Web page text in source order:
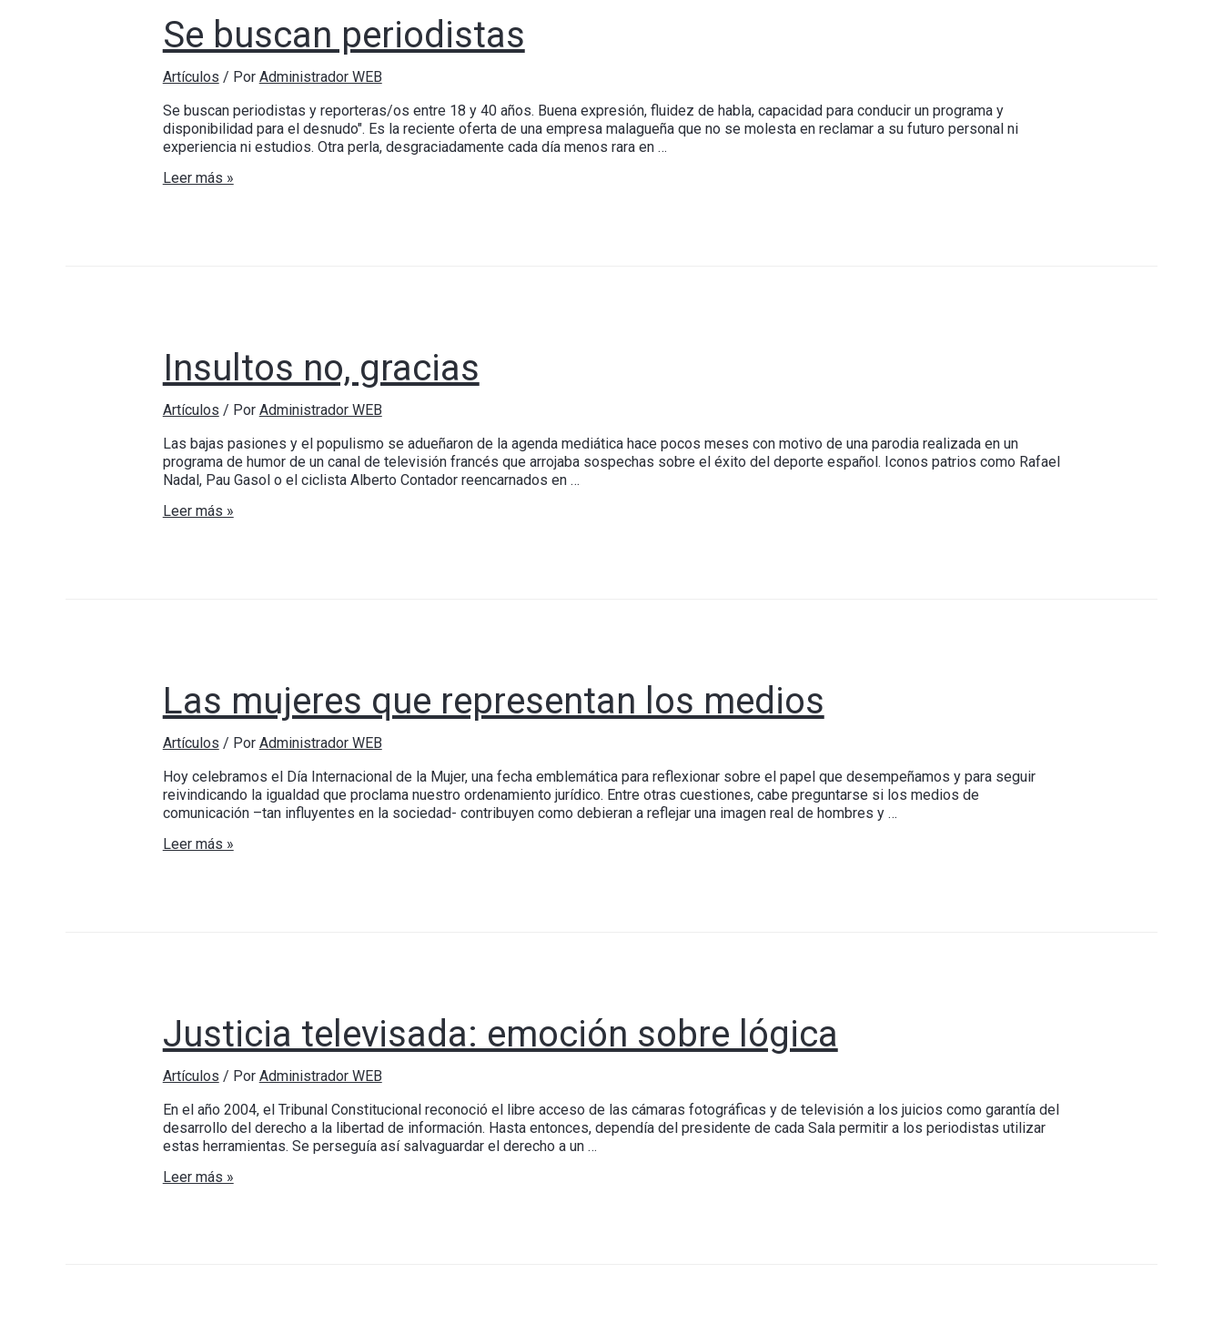
Se buscan periodistas
Artículos / Por Administrador WEB
Se buscan periodistas y reporteras/os entre 18 y 40 años. Buena expresión, fluidez de habla, capacidad para conducir un programa y
disponibilidad para el desnudo". Es la reciente oferta de una empresa malagueña que no se molesta en reclamar a su futuro personal ni
experiencia ni estudios. Otra perla, desgraciadamente cada día menos rara en …
Leer más »
Insultos no, gracias
Artículos / Por Administrador WEB
Las bajas pasiones y el populismo se adueñaron de la agenda mediática hace pocos meses con motivo de una parodia realizada en un
programa de humor de un canal de televisión francés que arrojaba sospechas sobre el éxito del deporte español. Iconos patrios como Rafael
Nadal, Pau Gasol o el ciclista Alberto Contador reencarnados en …
Leer más »
Las mujeres que representan los medios
Artículos / Por Administrador WEB
Hoy celebramos el Día Internacional de la Mujer, una fecha emblemática para reflexionar sobre el papel que desempeñamos y para seguir
reivindicando la igualdad que proclama nuestro ordenamiento jurídico. Entre otras cuestiones, cabe preguntarse si los medios de
comunicación –tan influyentes en la sociedad- contribuyen como debieran a reflejar una imagen real de hombres y …
Leer más »
Justicia televisada: emoción sobre lógica
Artículos / Por Administrador WEB
En el año 2004, el Tribunal Constitucional reconoció el libre acceso de las cámaras fotográficas y de televisión a los juicios como garantía del
desarrollo del derecho a la libertad de información. Hasta entonces, dependía del presidente de cada Sala permitir a los periodistas utilizar
estas herramientas. Se perseguía así salvaguardar el derecho a un …
Leer más »